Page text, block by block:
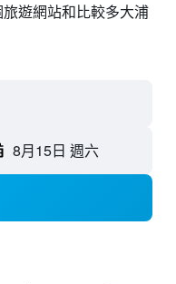
遊網站和比較多大浦
8月15日 週六